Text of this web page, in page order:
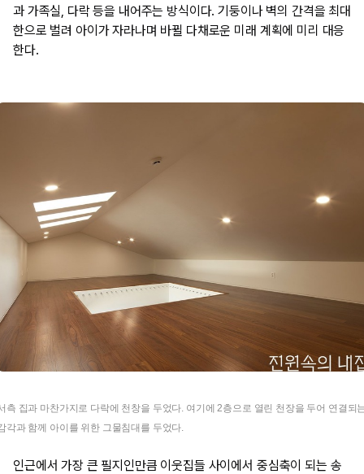
과 가족실, 다락 등을 내어주는 방식이다. 기둥이나 벽의 간격을 최대
한으로 벌려 아이가 자라나며 바뀔 다채로운 미래 계획에 미리 대응
한다.
측 집과 마찬가지로 다락에 천창을 두었다. 여기에 2층으로 열린 천장을 두어 연결되
각과 함께 아이를 위한 그물침대를 두었다.
인근에서 가장 큰 필지인만큼 이웃집들 사이에서 중심축이 되는 송